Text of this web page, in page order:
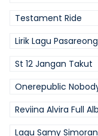
Testament Ride
Lirik Lagu
St 12 Jangan Takut
Onerepublic
Reviina Alvira Full
Lagu Samy